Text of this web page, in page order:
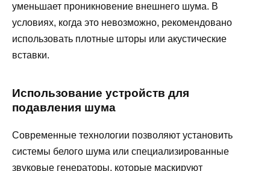
уменьшает проникновение внешнего шума. В
условиях, когда это невозможно, рекомендовано
использовать плотные шторы или акустические
вставки.
Использование устройств для
подавления шума
Современные технологии позволяют установить
системы белого шума или специализированные
звуковые генераторы, которые маскируют